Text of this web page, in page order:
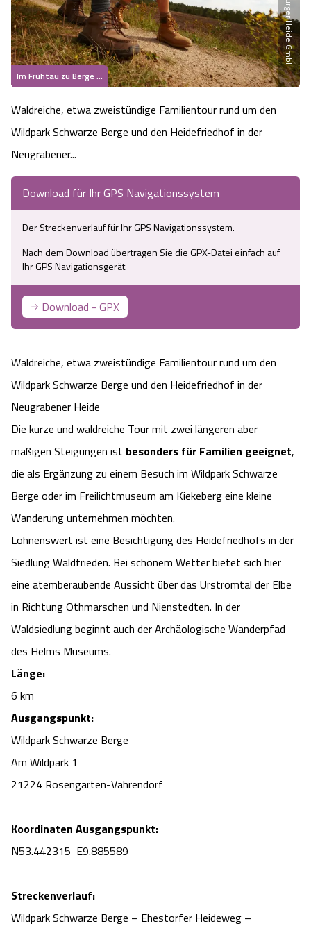
Heideflächen
Freizeitparks
Vital Urlaub
Städte
Ferienwohnungen
Ferienhäuser
Pensionen
Camping
Urlaub auf dem Bauernhof
Last Minute
Kataloge
Videos
Shop
Naturpark Südheide
Naturerlebnis im Frühling
Naturerlebnis im Sommer
Naturerlebnis im Herbst
Ausflugsziele
Wandern
Fahrrad Urlaub
Reiten
Kutschen
Tiere
Unterkünfte
Naturhotels
Urlaub mit Hund
Urlaub auf dem Bauernhof
Quad Bahn Bispingen
Kletterparks
Abenteuerlabyrinth
Heide Himmel Baumwipfelpfad
Adventure Schnucken Golf
Serengeti Park
Weltvogelpark Walsrode
Wildpark Lüneburger Heide
Wildpark Schwarze Berge
Wildpark Müden
Snow World Bispingen
Das verrückte Haus
Abenteuerland Trampolin-Park
Battle Kart Bispingen
Thermen
Vegan, Fasten & Co.
Balance
Wellness-Kurzurlaub
Hotels mit Schwimmbad
THERMEplus® Unterkünfte
Veranstaltungen
Die Hansestadt Lüneburg
Sehenswürdigkeiten Lüneburg
Kulinarisches Lüneburg
Unterkünfte Lüneburg
Die Residenzstadt Celle
Sehenswürdigkeiten Celle
Kulinarisches Celle
Veranstaltungen & Führungen Celle
Hoher Kontrast Modus:
Schriftgröße: A A A
Im Frühtau zu Berge ...
Waldreiche, etwa zweistündige Familientour rund um den
Wildpark Schwarze Berge und den Heidefriedhof in der
Neugrabener...
Waldreiche, etwa zweistündige Familientour rund um den
Wildpark Schwarze Berge und den Heidefriedhof in der
Neugrabener Heide
Die kurze und waldreiche Tour mit zwei längeren aber
mäßigen Steigungen ist besonders für Familien geeignet,
die als Ergänzung zu einem Besuch im Wildpark Schwarze
Berge oder im Freilichtmuseum am Kiekeberg eine kleine
Wanderung unternehmen möchten.
Lohnenswert ist eine Besichtigung des Heidefriedhofs in der
Siedlung Waldfrieden. Bei schönem Wetter bietet sich hier
eine atemberaubende Aussicht über das Urstromtal der Elbe
in Richtung Othmarschen und Nienstedten. In der
Waldsiedlung beginnt auch der Archäologische Wanderpfad
des Helms Museums.
Länge:
6 km
Ausgangspunkt:
Wildpark Schwarze Berge
Am Wildpark 1
21224 Rosengarten-Vahrendorf
Koordinaten Ausgangspunkt:
N53.442315 E9.885589
Streckenverlauf:
Wildpark Schwarze Berge – Ehestorfer Heideweg –
Download für Ihr GPS Navigationssystem
Der Streckenverlauf für Ihr GPS Navigationssystem.
Nach dem Download übertragen Sie die GPX-Datei einfach auf
Ihr GPS Navigationsgerät.
Download - GPX